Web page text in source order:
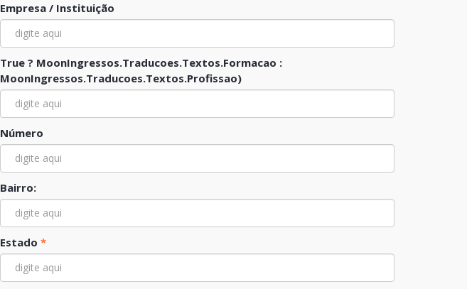
Empresa / Instituição
True ? MoonIngressos.Traducoes.Textos.Formacao :
MoonIngressos.Traducoes.Textos.Profissao)
Número
Bairro:
Estado *